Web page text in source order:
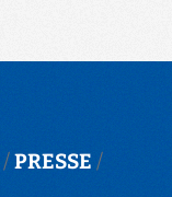
/PRESSE /